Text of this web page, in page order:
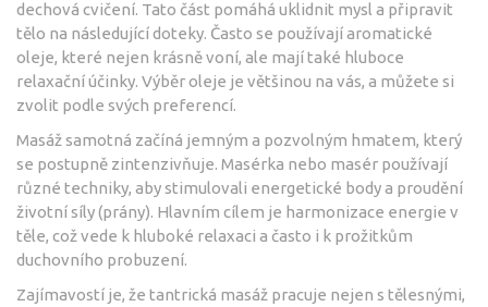
dechová cvičení. Tato část pomáhá uklidnit mysl a připravit
tělo na následující doteky. Často se používají aromatické
oleje, které nejen krásně voní, ale mají také hluboce
relaxační účinky. Výběr oleje je většinou na vás, a můžete si
zvolit podle svých preferencí.
Masáž samotná začíná jemným a pozvolným hmatem, který
se postupně zintenzivňuje. Masérka nebo masér používají
různé techniky, aby stimulovali energetické body a proudění
životní síly (prány). Hlavním cílem je harmonizace energie v
těle, což vede k hluboké relaxaci a často i k prožitkům
duchovního probuzení.
Zajímavostí je, že tantrická masáž pracuje nejen s tělesnými,